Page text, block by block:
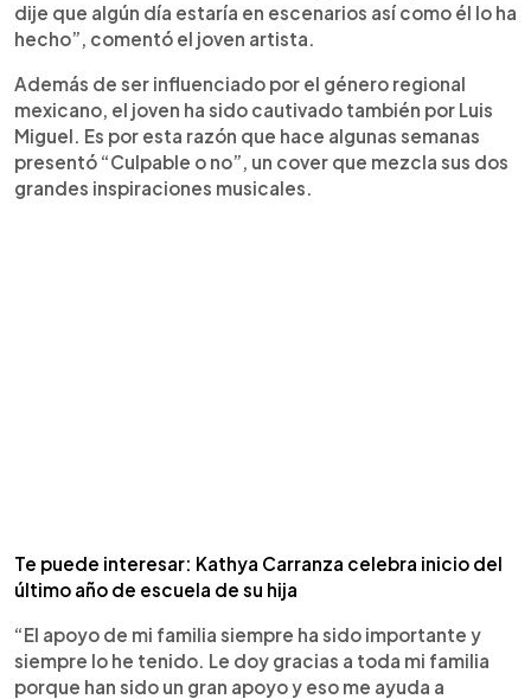
dije que algún día estaría en escenarios así como él lo ha
hecho”, comentó el joven artista.
Además de ser influenciado por el género regional
mexicano, el joven ha sido cautivado también por Luis
Miguel. Es por esta razón que hace algunas semanas
presentó “Culpable o no”, un cover que mezcla sus dos
grandes inspiraciones musicales.
Te puede interesar: Kathya Carranza celebra inicio del
último año de escuela de su hija
“El apoyo de mi familia siempre ha sido importante y
siempre lo he tenido. Le doy gracias a toda mi familia
porque han sido un gran apoyo y eso me ayuda a